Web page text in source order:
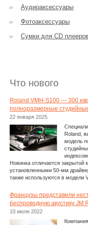
Аудиоаксессуары
Фотоаксессуары
Сумки для CD
Что нового
Roland VMH-S100 — 300
полноразмерные
22 января 2025
Roland,
модель
Новинка отличается закрытой
установленными 50-мм
также используются в модели
Французы представили
беспроводную акустику JM
10 июля 2022